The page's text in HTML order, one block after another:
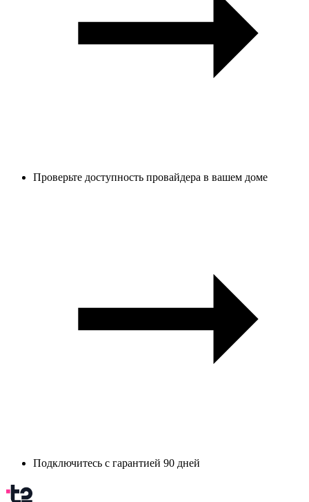
Проверьте доступность провайдера в вашем доме
Подключитесь с гарантией 90 дней